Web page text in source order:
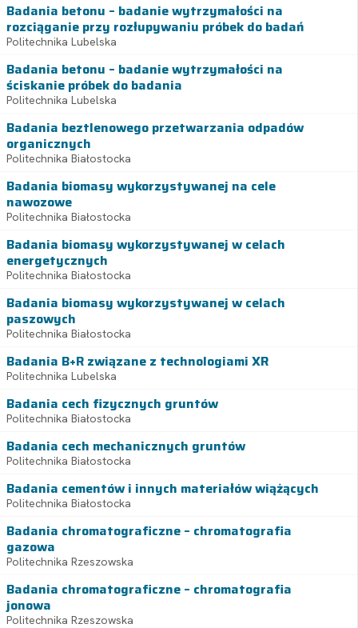
Badania betonu – badanie wytrzymałości na
rozciąganie przy rozłupywaniu próbek do badań
Politechnika Lubelska
Badania betonu – badanie wytrzymałości na
ściskanie próbek do badania
Politechnika Lubelska
Badania beztlenowego przetwarzania odpadów
organicznych
Politechnika Białostocka
Badania biomasy wykorzystywanej na cele
nawozowe
Politechnika Białostocka
Badania biomasy wykorzystywanej w celach
energetycznych
Politechnika Białostocka
Badania biomasy wykorzystywanej w celach
paszowych
Politechnika Białostocka
Badania B+R związane z technologiami XR
Politechnika Lubelska
Badania cech fizycznych gruntów
Politechnika Białostocka
Badania cech mechanicznych gruntów
Politechnika Białostocka
Badania cementów i innych materiałów wiążących
Politechnika Białostocka
Badania chromatograficzne – chromatografia
gazowa
Politechnika Rzeszowska
Badania chromatograficzne – chromatografia
jonowa
Politechnika Rzeszowska